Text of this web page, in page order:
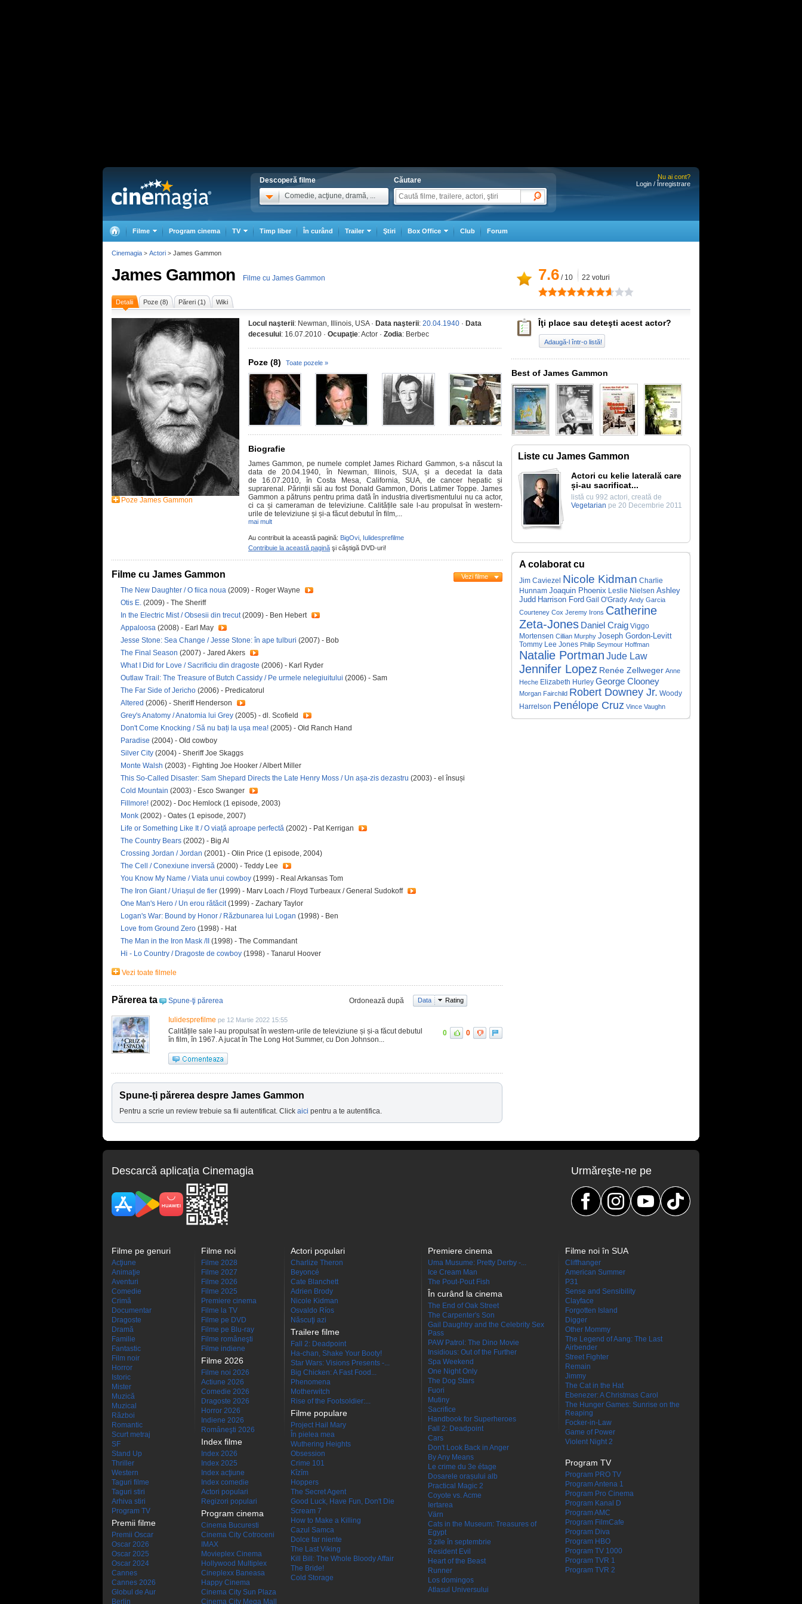
Descoperă filme
Comedie, acţiune, dramă, ...
Căutare
Nu ai cont?
Login / Înregistrare
Filme Program cinema TV Timp liber În curând Trailer Ştiri Box Office Club Forum
James Gammon Filme cu James Gammon 7.6 / 10 22 voturi
Detalii Poze (8) Păreri (1) Wiki
Poze James Gammon
Locul naşterii: Newman, Illinois, USA · Data naşterii: 20.04.1940 · Data
decesului: 16.07.2010 · Ocupaţie: Actor · Zodia: Berbec
Poze (8) Toate pozele »
Biografie
James Gammon, pe numele complet James Richard Gammon, s-a născut la
data de 20.04.1940, în Newman, Illinois, SUA, și a decedat la data
de 16.07.2010, în Costa Mesa, California, SUA, de cancer hepatic și
suprarenal. Părinții săi au fost Donald Gammon, Doris Latimer Toppe. James
Gammon a pătruns pentru prima dată în industria divertismentului nu ca actor,
ci ca și cameraman de televiziune. Calitățile sale l-au propulsat în western-
urile de televiziune și și-a făcut debutul în film,...
mai mult
Au contribuit la această pagină: BigOvi Iulidesprefilme
Contribuie la această pagină şi câştigă DVD-uri!
Filme cu James Gammon Vezi filme
The New Daughter / O fiica noua (2009) - Roger Wayne
Otis E. (2009) - The Sheriff
In the Electric Mist / Obsesii din trecut(2009) - Ben Hebert
Appaloosa (2008) - Earl May
Jesse Stone: Sea Change / Jesse Stone: în ape tulburi (2007) - Bob
The Final Season (2007) - Jared Akers
What I Did for Love / Sacrificiu din dragoste (2006) - Karl Ryder
Outlaw Trail: The Treasure of Butch Cassidy / Pe urmele nelegiuitului (2006) - Sam
The Far Side of Jericho (2006) - Predicatorul
Altered (2006) - Sheriff Henderson
Grey's Anatomy / Anatomia lui Grey (2005) - dl. Scofield
Don't Come Knocking / Să nu bați la ușa mea! (2005) - Old Ranch Hand
Paradise (2004) - Old cowboy
Silver City (2004) - Sheriff Joe Skaggs
Monte Walsh (2003) - Fighting Joe Hooker / Albert Miller
This So-Called Disaster: Sam Shepard Directs the Late Henry Moss / Un așa-zis dezastru (2003) - el însuși
Cold Mountain (2003) - Esco Swanger
Fillmore! (2002) - Doc Hemlock (1 episode, 2003)
Monk (2002) - Oates (1 episode, 2007)
Life or Something Like It / O viață aproape perfectă (2002) - Pat Kerrigan
The Country Bears (2002) - Big Al
Crossing Jordan / Jordan (2001) - Olin Price (1 episode, 2004)
The Cell / Conexiune inversă (2000) - Teddy Lee
You Know My Name / Viata unui cowboy (1999) - Real Arkansas Tom
The Iron Giant / Uriașul de fier (1999) - Marv Loach / Floyd Turbeaux / General Sudokoff
One Man's Hero / Un erou rătăcit(1999) - Zachary Taylor
Logan's War: Bound by Honor / Răzbunarea lui Logan (1998) - Ben
Love from Ground Zero (1998) - Hat
The Man in the Iron Mask /II (1998) - The Commandant
Hi - Lo Country / Dragoste de cowboy (1998) - Tanarul Hoover
Vezi toate filmele
Părerea ta Spune-ţi părerea Ordonează după Data Rating
Iulidesprefilme pe 12 Martie 2022 15:55
Calitățile sale l-au propulsat în western-urile de televiziune și și-a făcut debutul
în film, în 1967. A jucat în The Long Hot Summer, cu Don Johnson...
0 0
Spune-ţi părerea despre James Gammon
Pentru a scrie un review trebuie sa fii autentificat. Click aici pentru a te autentifica.
Îţi place sau deteşti acest actor?
Adaugă-l într-o listă!
Best of James Gammon
Liste cu James Gammon
Actori cu kelie laterală care
și-au sacrificat...
listă cu 992 actori, creată de
Vegetarian pe 20 Decembrie 2011
A colaborat cu
Jim Caviezel Nicole Kidman Charlie
Hunnam Joaquin Phoenix Leslie Nielsen Ashley
Judd Harrison Ford Gail O'Grady Andy Garcia
Courteney Cox Jeremy Irons Catherine
Zeta-Jones Daniel Craig Viggo
Mortensen Cillian Murphy Joseph Gordon-Levitt
Tommy Lee Jones Philip Seymour Hoffman
Natalie Portman Jude Law
Jennifer Lopez Renée Zellweger Anne
Heche Elizabeth Hurley George Clooney
Morgan Fairchild Robert Downey Jr. Woody
Harrelson Penélope Cruz Vince Vaughn
Cinemagia > Actori > James Gammon
Descarcă aplicaţia Cinemagia Urmăreşte-ne pe
Filme pe genuri
Acţiune
Animaţie
Aventuri
Comedie
Crimă
Documentar
Dragoste
Dramă
Familie
Fantastic
Film noir
Horror
Istoric
Mister
Muzică
Muzical
Război
Romantic
Scurt metraj
SF
Stand Up
Thriller
Western
Taguri filme
Taguri stiri
Arhiva stiri
Program TV
Premii filme
Premii Oscar
Oscar 2026
Oscar 2025
Oscar 2024
Cannes
Cannes 2026
Globul de Aur
Berlin
Filme noi
Filme 2028
Filme 2027
Filme 2026
Filme 2025
Premiere cinema
Filme la TV
Filme pe DVD
Filme pe Blu-ray
Filme româneşti
Filme indiene
Filme 2026
Filme noi 2026
Actiune 2026
Comedie 2026
Dragoste 2026
Horror 2026
Indiene 2026
Româneşti 2026
Index filme
Index 2026
Index 2025
Index acţiune
Index comedie
Actori populari
Regizori populari
Program cinema
Cinema Bucuresti
Cinema City Cotroceni
IMAX
Movieplex Cinema
Hollywood Multiplex
Cineplexx Baneasa
Happy Cinema
Cinema City Sun Plaza
Cinema City Mega Mall
Actori populari
Charlize Theron
Beyoncé
Cate Blanchett
Adrien Brody
Nicole Kidman
Osvaldo Ríos
Născuţi azi
Trailere filme
Fall 2: Deadpoint
Ha-chan, Shake Your Booty!
Star Wars: Visions Presents -...
Big Chicken: A Fast Food...
Phenomena
Motherwitch
Rise of the Footsoldier:...
Filme populare
Project Hail Mary
În pielea mea
Wuthering Heights
Obsession
Crime 101
Kîzîm
Hoppers
The Secret Agent
Good Luck, Have Fun, Don't Die
Scream 7
How to Make a Killing
Cazul Samca
Dolce far niente
The Last Viking
Kill Bill: The Whole Bloody Affair
The Bride!
Cold Storage
Premiere cinema
Uma Musume: Pretty Derby -...
Ice Cream Man
The Pout-Pout Fish
În curând la cinema
The End of Oak Street
The Carpenter's Son
Gail Daughtry and the Celebrity Sex
Pass
PAW Patrol: The Dino Movie
Insidious: Out of the Further
Spa Weekend
One Night Only
The Dog Stars
Fuori
Mutiny
Sacrifice
Handbook for Superheroes
Fall 2: Deadpoint
Cars
Don't Look Back in Anger
By Any Means
Le crime du 3e étage
Dosarele orașului alb
Practical Magic 2
Coyote vs. Acme
Iertarea
Värn
Cats in the Museum: Treasures of
Egypt
3 zile în septembrie
Resident Evil
Heart of the Beast
Runner
Los domingos
Atlasul Universului
Filme noi în SUA
Cliffhanger
American Summer
P31
Sense and Sensibility
Clayface
Forgotten Island
Digger
Other Mommy
The Legend of Aang: The Last
Airbender
Street Fighter
Remain
Jimmy
The Cat in the Hat
Ebenezer: A Christmas Carol
The Hunger Games: Sunrise on the
Reaping
Focker-in-Law
Game of Power
Violent Night 2
Program TV
Program PRO TV
Program Antena 1
Program Pro Cinema
Program Kanal D
Program AMC
Program FilmCafe
Program Diva
Program HBO
Program TV 1000
Program TVR 1
Program TVR 2